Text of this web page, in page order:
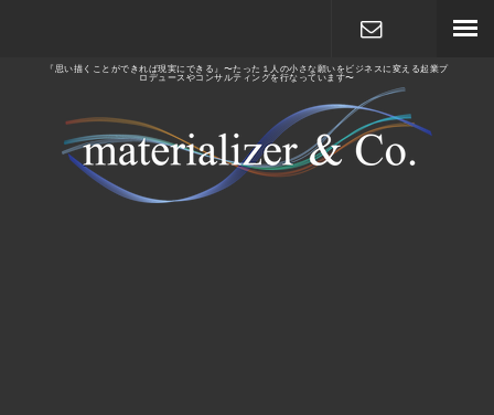
『思い描くことができれば現実にできる』〜たった１人の小さな願いをビジネスに変える起業プ
ロデュースやコンサルティングを行なっています〜メールで相
談する